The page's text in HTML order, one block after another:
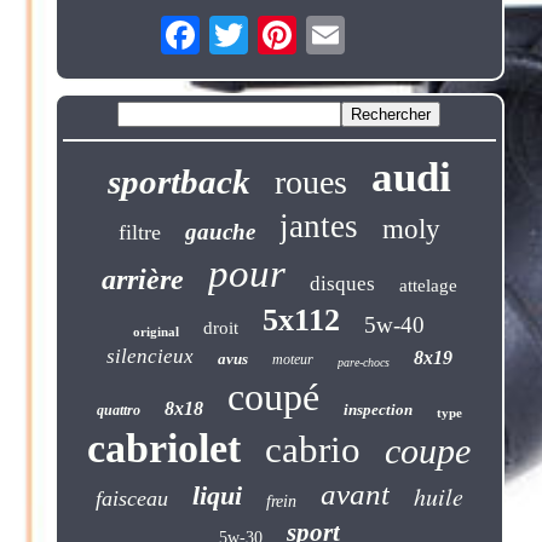
sportback roues audi
filtre gauche jantes moly
arrière pour disques attelage
original droit 5x112 5w-40
silencieux avus moteur pare-chocs 8x19
quattro 8x18 coupé inspection type
cabriolet cabrio coupe
faisceau liqui frein avant huile
5w-30 sport